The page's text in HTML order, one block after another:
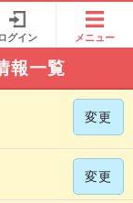
ログイン メニュー
報一覧
変更
変更